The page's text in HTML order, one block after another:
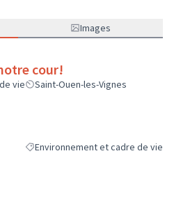
Images
cour!
vie Saint-Ouen-les-Vignes
Filtrer les résultats de la catégorie
Environnement et cadre de vie